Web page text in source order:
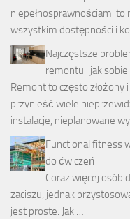
niepełnosprawnościami
wszystkim dostępności i
Najczęstsze
remontu i jak
Remont to często złożony
przynieść wiele
instalacje, nieplanowane
Functional fitness
do ćwiczeń
Coraz więcej osób
zaciszu, jednak
jest proste. Jak …